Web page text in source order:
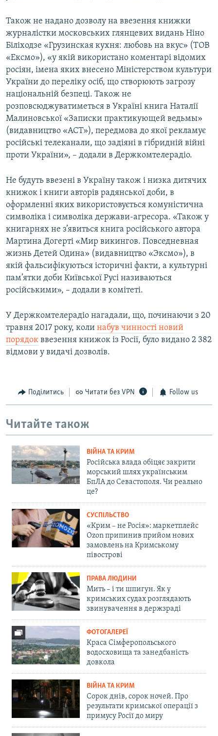
Також не надано дозволу на ввезення книжки
журналістки московських глянцевих видань Ніно
Біліходзе «Грузинская кухня: любовь на вкус» (ТОВ
«Ексмо»), «у якій використано коментарі відомих
росіян, імена яких внесено Міністерством культури
України до переліку осіб, що створюють загрозу
національній безпеці. Також не
розповсюджуватиметься в Україні книга Наталії
Малиновської «Записки практикующей ведьмы»
(видавництво «АСТ»), передмова до якої рекламує
російські телеканали, що задіяні в гібридній війні
проти України», – додали в Держкомтелерадіо.
Не будуть ввезені в Україну також і низка дитячих
книжок і книги авторів радянської доби, в
оформленні яких використовується комуністична
символіка і символіка держави-агресора. «Також у
книгарнях не з’явиться книга російського автора
Мартина Догерті «Мир викингов. Повседневная
жизнь Детей Одина» (видавництво «Эксмо»), в
якій фальсифікуються історичні факти, а культурні
пам’ятки доби Київської Русі називаються
російськими», – додали в комітеті.
У Держкомтелерадіо нагадали, що, починаючи з 20
травня 2017 року, коли набув чинності новий
порядок ввезення книжок із Росії, було видано 2 382
відмови у видачі дозволів.
Поділитись Читати без VPN Follow us
Читайте також
ВІЙНА ТА КРИМ
Російська влада обіцяє закрити
морський шлях українським
БпЛА до Севастополя. Чи реально
це?
СУСПІЛЬСТВО
«Крим – не Росія»: маркетплейс
Ozon припинив прийом нових
замовлень на Кримському
півострові
ПРАВА ЛЮДИНИ
Мить – і ти шпигун. Як у
кримських судах розглядають
звинувачення в держзраді
ФОТОГАЛЕРЕЇ
Краса Сімферопольського
водосховища та занедбаність
довкола
ВІЙНА ТА КРИМ
Сорок днів, сорок ночей. Про
результати кримської операції з
примусу Росії до миру